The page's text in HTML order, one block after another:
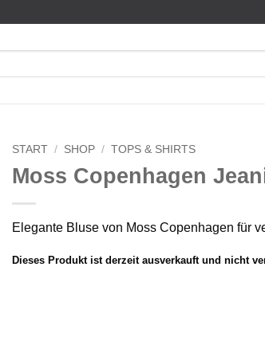
START / SHOP / TOPS & SHIRTS
Moss Copenhagen
Elegante Bluse von Moss Copenhagen für
Dieses Produkt ist derzeit ausverkauft und nicht